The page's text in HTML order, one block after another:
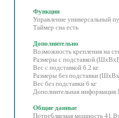
Функции
Управление универсальный
Таймер сна есть
Дополнительно
Возможность крепления на
Размеры с подставкой
Вес с подставкой 6.2 кг
Размеры без подставки
Вес без подставки 6 кг
Дополнительная информация
Общие данные
Потребляемая мощность 41